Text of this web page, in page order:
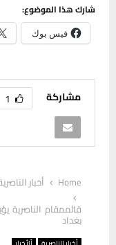
شارك هذا الموضوع:
فيس بوك
مشاركة 1
Home
أخبار
قائممقام الناصرية
بغداد